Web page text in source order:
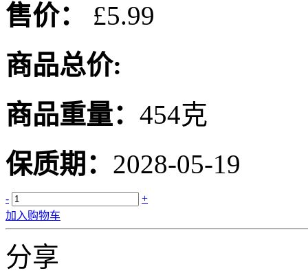
售价：
£5.99
商品总价:
商品重量： 454克
保质期： 2028-05-19
-
+
加入购物车
分享